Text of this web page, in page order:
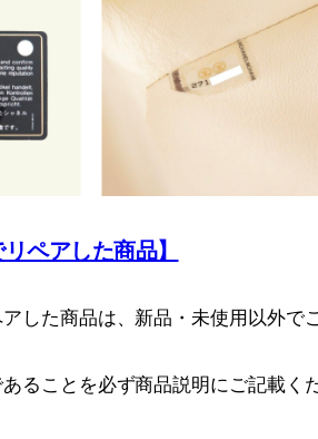
ペアした商品】
した商品は、新品・未使用以外で
ることを必ず商品説明にご記載く